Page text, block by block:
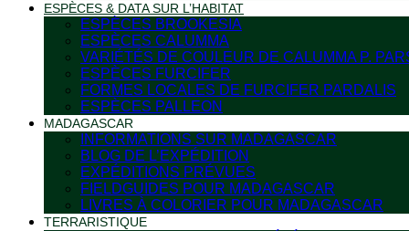
ESPÈCES & DATA SUR L’HABITAT
ESPÈCES BROOKESIA
ESPÈCES CALUMMA
VARIÉTÉS DE COULEUR DE CALUMMA P.
ESPÈCES FURCIFER
FORMES LOCALES DE FURCIFER PARDALIS
ESPÈCES PALLEON
MADAGASCAR
INFORMATIONS SUR MADAGASCAR
BLOG DE L’EXPÉDITION
EXPÉDITIONS PRÉVUES
FIELDGUIDES POUR MADAGASCAR
LIVRES À COLORIER POUR MADAGASCAR
TERRARISTIQUE